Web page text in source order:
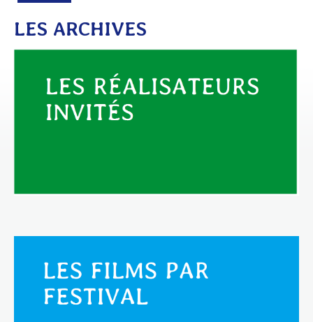
LES ARCHIVES